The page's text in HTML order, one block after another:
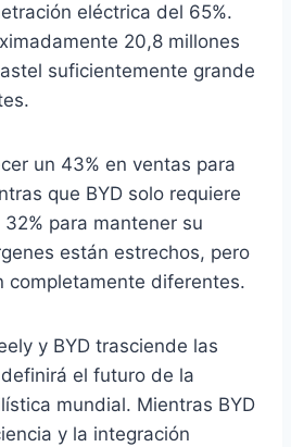
eléctrica del 65%.
20,8 millones
suficientemente grande
un 43% en ventas para
que BYD solo requiere
para mantener su
están estrechos, pero
completamente diferentes.
y BYD trasciende las
el futuro de la
mundial. Mientras BYD
y la integración